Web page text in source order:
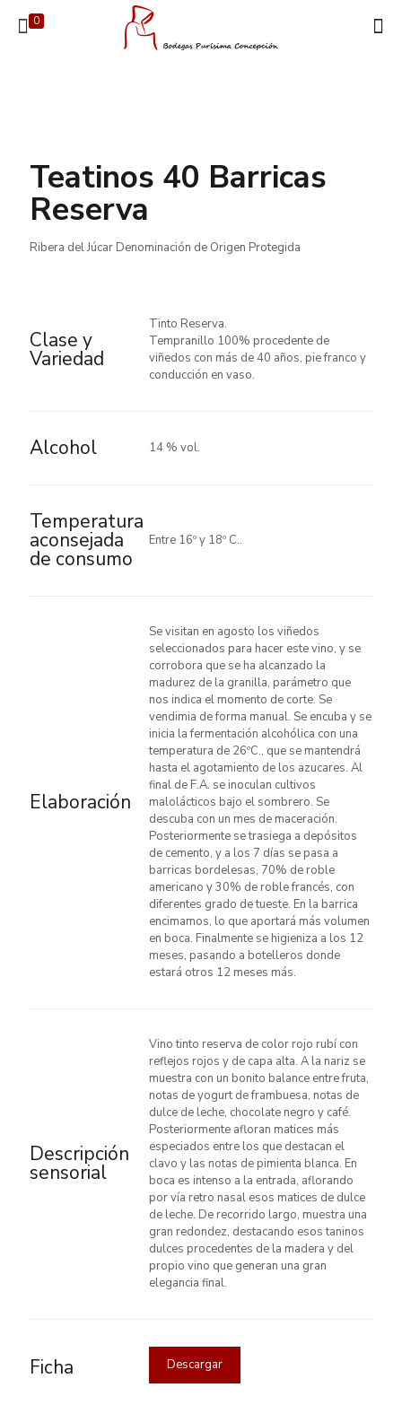
0
Teatinos 40 Barricas
Reserva
Ribera del Júcar Denominación de Origen Protegida
Clase y
Variedad
Tinto Reserva.
Tempranillo 100% procedente de
viñedos con más de 40 años, pie franco y
conducción en vaso.
Alcohol 14 % vol.
Temperatura
aconsejada
de consumo
Entre 16º y 18º C..
Elaboración
Se visitan en agosto los viñedos
seleccionados para hacer este vino, y se
corrobora que se ha alcanzado la
madurez de la granilla, parámetro que
nos indica el momento de corte. Se
vendimia de forma manual. Se encuba y se
inicia la fermentación alcohólica con una
temperatura de 26ºC., que se mantendrá
hasta el agotamiento de los azucares. Al
final de F.A. se inoculan cultivos
malolácticos bajo el sombrero. Se
descuba con un mes de maceración.
Posteriormente se trasiega a depósitos
de cemento, y a los 7 días se pasa a
barricas bordelesas, 70% de roble
americano y 30% de roble francés, con
diferentes grado de tueste. En la barrica
encimamos, lo que aportará más volumen
en boca. Finalmente se higieniza a los 12
meses, pasando a botelleros donde
estará otros 12 meses más.
Descripción
sensorial
Vino tinto reserva de color rojo rubí con
reflejos rojos y de capa alta. A la nariz se
muestra con un bonito balance entre fruta,
notas de yogurt de frambuesa, notas de
dulce de leche, chocolate negro y café.
Posteriormente afloran matices más
especiados entre los que destacan el
clavo y las notas de pimienta blanca. En
boca es intenso a la entrada, aflorando
por vía retro nasal esos matices de dulce
de leche. De recorrido largo, muestra una
gran redondez, destacando esos taninos
dulces procedentes de la madera y del
propio vino que generan una gran
elegancia final.
Ficha Descargar